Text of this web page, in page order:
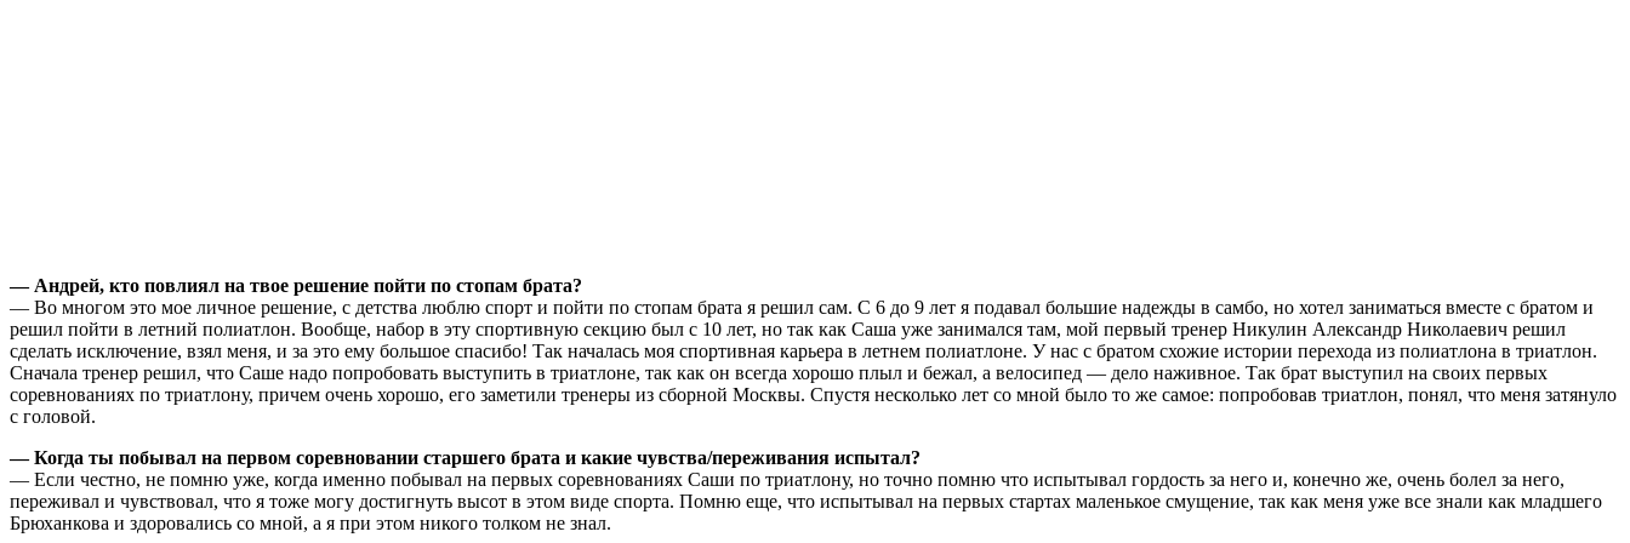
— Андрей, кто повлиял на твое решение пойти по стопам брата?
— Во многом это мое личное решение, с детства люблю спорт и пойти по стопам брата я решил сам. С 6 до 9 лет я подавал большие надежды в самбо, но хотел заниматься вместе с братом и
решил пойти в летний полиатлон. Вообще, набор в эту спортивную секцию был с 10 лет, но так как Саша уже занимался там, мой первый тренер Никулин Александр Николаевич решил
сделать исключение, взял меня, и за это ему большое спасибо! Так началась моя спортивная карьера в летнем полиатлоне. У нас с братом схожие истории перехода из полиатлона в триатлон.
Сначала тренер решил, что Саше надо попробовать выступить в триатлоне, так как он всегда хорошо плыл и бежал, а велосипед — дело наживное. Так брат выступил на своих первых
соревнованиях по триатлону, причем очень хорошо, его заметили тренеры из сборной Москвы. Спустя несколько лет со мной было то же самое: попробовав триатлон, понял, что меня затянуло
с головой.
— Когда ты побывал на первом соревновании старшего брата и какие чувства/переживания испытал?
— Если честно, не помню уже, когда именно побывал на первых соревнованиях Саши по триатлону, но точно помню что испытывал гордость за него и, конечно же, очень болел за него,
переживал и чувствовал, что я тоже могу достигнуть высот в этом виде спорта. Помню еще, что испытывал на первых стартах маленькое смущение, так как меня уже все знали как младшего
Брюханкова и здоровались со мной, а я при этом никого толком не знал.